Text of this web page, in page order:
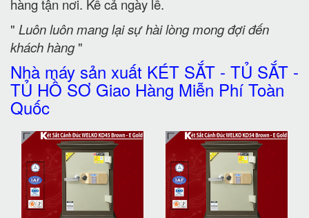
hàng tận nơi. Kể cả ngày lễ.
" Luôn luôn mang lại sự hài lòng mong đợi đến
khách hàng"
Nhà máy sản xuất KÉT SẮT - TỦ SẮT -
TỦ HỒ SƠ Giao Hàng Miễn Phí Toàn
Quốc